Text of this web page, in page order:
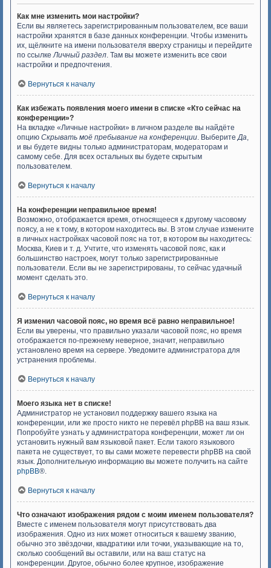
Как мне изменить мои настройки?
Если вы являетесь зарегистрированным пользователем, все ваши
настройки хранятся в базе данных конференции. Чтобы изменить
их, щёлкните на имени пользователя вверху страницы и перейдите
по ссылкеЛичный раздел. Там вы можете изменить все свои
настройки и предпочтения.
Вернуться к началу
Как избежать появления моего имени в списке «Кто сейчас на
конференции»?
На вкладке «Личные настройки» в личном разделе вы найдёте
опцию Скрывать моё пребывание на конференции. ВыберитеДа,
и вы будете видны только администраторам, модераторам и
самому себе. Для всех остальных вы будете скрытым
пользователем.
Вернуться к началу
На конференции неправильное время!
Возможно, отображается время, относящееся к другому часовому
поясу, а не к тому, в котором находитесь вы. В этом случае измените
в личных настройках часовой пояс на тот, в котором вы находитесь:
Москва, Киев и т. д. Учтите, что изменять часовой пояс, как и
большинство настроек, могут только зарегистрированные
пользователи. Если вы не зарегистрированы, то сейчас удачный
момент сделать это.
Вернуться к началу
Я изменил часовой пояс, но время всё равно неправильное!
Если вы уверены, что правильно указали часовой пояс, но время
отображается по-прежнему неверное, значит, неправильно
установлено время на сервере. Уведомите администратора для
устранения проблемы.
Вернуться к началу
Моего языка нет в списке!
Администратор не установил поддержку вашего языка на
конференции, или же просто никто не перевёл phpBB на ваш язык.
Попробуйте узнать у администратора конференции, может ли он
установить нужный вам языковой пакет. Если такого языкового
пакета не существует, то вы сами можете перевести phpBB на свой
язык. Дополнительную информацию вы можете получить на сайте
phpBB®.
Вернуться к началу
Что означают изображения рядом с моим именем пользователя?
Вместе с именем пользователя могут присутствовать два
изображения. Одно из них может относиться к вашему званию,
обычно это звёздочки, квадратики или точки, указывающие на то,
сколько сообщений вы оставили, или на ваш статус на
конференции. Другое, обычно более крупное, изображение